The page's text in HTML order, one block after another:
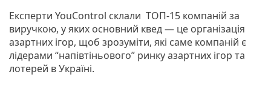
Експерти YouControl склали ТОП-15 компаній за
виручкою, у яких основний квед ― це організація
азартних ігор, щоб зрозуміти, які саме компаній є
лідерами “напівтіньового” ринку азартних ігор та
лотерей в Україні.